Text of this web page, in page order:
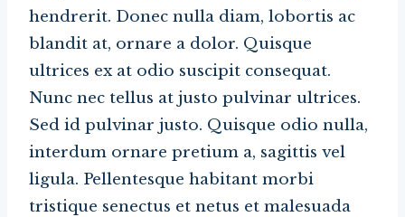
hendrerit. Donec nulla diam, lobortis ac
blandit at, ornare a dolor. Quisque
ultrices ex at odio suscipit consequat.
Nunc nec tellus at justo pulvinar ultrices.
Sed id pulvinar justo. Quisque odio nulla,
interdum ornare pretium a, sagittis vel
ligula. Pellentesque habitant morbi
tristique senectus et netus et malesuada